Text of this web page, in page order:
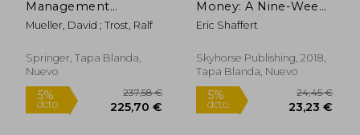
dcto. dcto.
Management
Accounting:
Implementing
Fairness (en Inglés)
Mueller, David ; Trost, Ralf
Springer, Tapa Blanda,
Nuevo
Money: A Nine-Week
Program for Creating
Wealth Using Ancient
Techniques (Second
Edition) (en Inglés)
Eric Shaffert
Skyhorse Publishing, 2018,
Tapa Blanda, Nuevo